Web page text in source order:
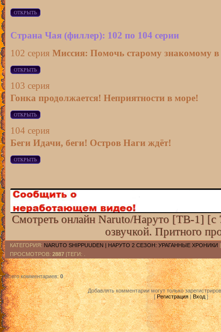
Страна Чая (филлер): 102 по 104 серии
102 серия Миссия: Помочь старому знакомому в
103 серия
Гонка продолжается! Неприятности в море!
104 серия
Беги Идачи, беги! Остров Наги ждёт!
Смотреть онлайн Naruto/Наруто [ТВ-1] [с
озвучкой. Притного
КАТЕГОРИЯ: NARUTO SHIPPUUDEN | НАРУТО 2 СЕЗОН: УРАГАННЫЕ ХРОНИКИ
ПРОСМОТРОВ: 2887 |ТЕГИ: .
Всего комментариев:0
Добавлять комментарии могут только
[Регистрация|Вход]